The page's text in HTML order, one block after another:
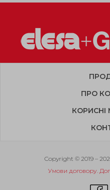
ПРО
КОРИСНІ
Copyright © 2019 –
Умови договору.